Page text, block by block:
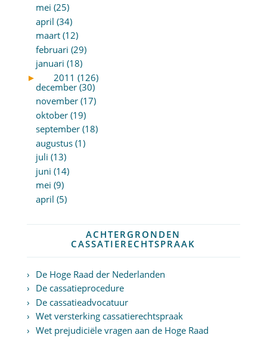
mei (25)
april (34)
maart (12)
februari (29)
januari (18)
►
2011 (126)
december (30)
november (17)
oktober (19)
september (18)
augustus (1)
juli (13)
juni (14)
mei (9)
april (5)
ACHTERGRONDEN
CASSATIERECHTSPRAAK
De Hoge Raad der Nederlanden
De cassatieprocedure
De cassatieadvocatuur
Wet versterking cassatierechtspraak
Wet prejudiciële vragen aan de Hoge Raad